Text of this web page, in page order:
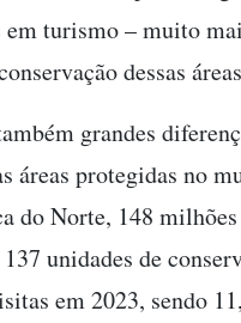
turismo – muito
dessas
grandes
áreas protegidas no
do Norte, 148
unidades de
em 2023, sendo